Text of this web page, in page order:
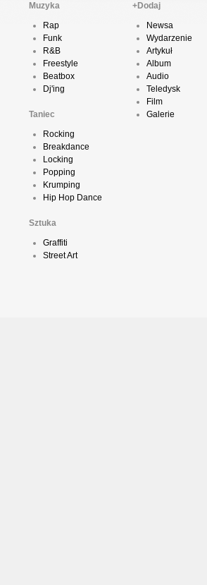
Muzyka
Rap
Funk
R&B
Freestyle
Beatbox
Dj'ing
Taniec
Rocking
Breakdance
Locking
Popping
Krumping
Hip Hop Dance
Sztuka
Graffiti
Street Art
+Dodaj
Newsa
Wydarzenie
Artykuł
Album
Audio
Teledysk
Film
Galerie